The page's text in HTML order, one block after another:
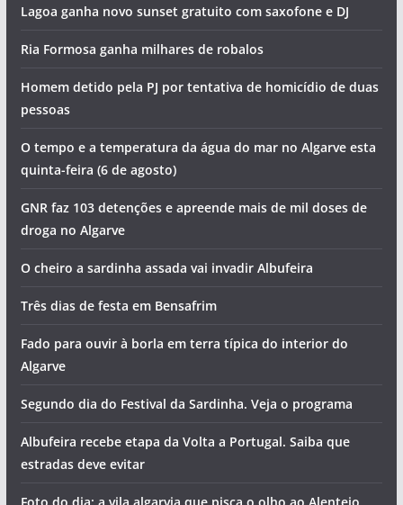
Lagoa ganha novo sunset gratuito com saxofone e DJ
Ria Formosa ganha milhares de robalos
Homem detido pela PJ por tentativa de homicídio de duas
pessoas
O tempo e a temperatura da água do mar no Algarve esta
quinta-feira (6 de agosto)
GNR faz 103 detenções e apreende mais de mil doses de
droga no Algarve
O cheiro a sardinha assada vai invadir Albufeira
Três dias de festa em Bensafrim
Fado para ouvir à borla em terra típica do interior do
Algarve
Segundo dia do Festival da Sardinha. Veja o programa
Albufeira recebe etapa da Volta a Portugal. Saiba que
estradas deve evitar